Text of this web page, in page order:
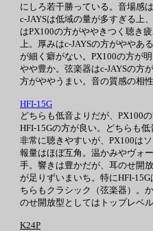
にしろ若干勝っている。音場感
c-JAYSは低域の量が多すぎる上
はPX100の方がややきつく聴き
上。厚みはc-JAYSの方がややあ
が細く癖がない。PX100の方が
やや豊か。弦楽器はc-JAYSの方
方がややうまい。音の質感の相
HFI-15G
どちらも低音よりだが、PX100
HFI-15Gの方が良い。どちらも
非常に聴きやすいが、PX100は
報量はほぼ互角。温かみやヴォ
手。響きは豊かだが、耳のせ開
が足りずいまいち。特にHFI-
ちらもクラシック（弦楽器）。
のせ開放型としてはトップレベ
K24P